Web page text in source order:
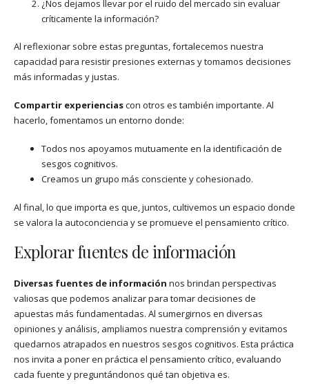
¿Nos dejamos llevar por el ruido del mercado sin evaluar
críticamente la información?
Al reflexionar sobre estas preguntas, fortalecemos nuestra
capacidad para resistir presiones externas y tomamos decisiones
más informadas y justas.
Compartir experienciascon otros es también importante. Al
hacerlo, fomentamos un entorno donde:
Todos nos apoyamos mutuamente en la identificación de
sesgos cognitivos.
Creamos un grupo más consciente y cohesionado.
Al final, lo que importa es que, juntos, cultivemos un espacio donde
se valora la autoconciencia y se promueve el pensamiento crítico.
Explorar fuentes de información
Diversas fuentes de información nos brindan perspectivas
valiosas que podemos analizar para tomar decisiones de
apuestas más fundamentadas. Al sumergirnos en diversas
opiniones y análisis, ampliamos nuestra comprensión y evitamos
quedarnos atrapados en nuestros sesgos cognitivos. Esta práctica
nos invita a poner en práctica el pensamiento crítico, evaluando
cada fuente y preguntándonos qué tan objetiva es.